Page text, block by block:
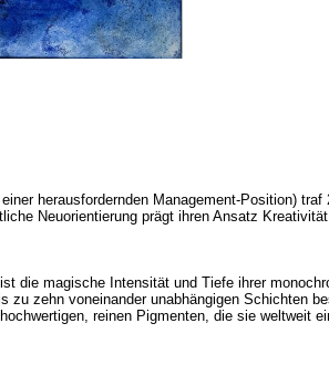
herausfordernden Management-Position)
Neuorientierung prägt ihren Ansatz
die magische Intensität und Tiefe ihrer
zu zehn voneinander unabhängigen Schichten
reinen Pigmenten, die sie weltweit